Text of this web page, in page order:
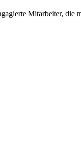
Mitarbeiter,